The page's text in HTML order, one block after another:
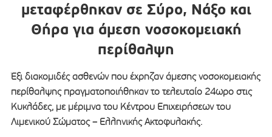
μεταφέρθηκαν σε Σύρο, Νάξο και
Θήρα για άμεση νοσοκομειακή
περίθαλψη
Έξι διακομιδές ασθενών που έχρηζαν άμεσης νοσοκομειακής
περίθαλψης πραγματοποιήθηκαν το τελευταίο 24ωρο στις
Κυκλάδες, με μέριμνα του Κέντρου Επιχειρήσεων του
Λιμενικού Σώματος – Ελληνικής Ακτοφυλακής.